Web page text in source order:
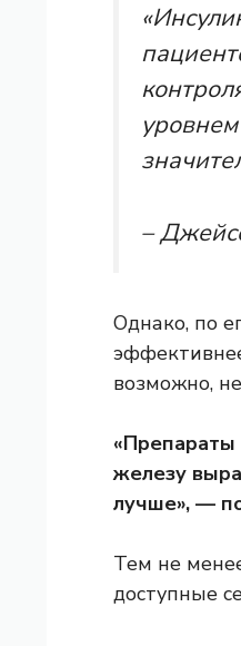
–
Однако, по
возможно,
железу
лучше», —
Тем не
доступные